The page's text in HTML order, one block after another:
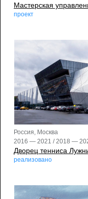
Мастерская
проект
Россия, Москва
2016 — 2021 / 2018 —
Дворец тенниса
реализовано